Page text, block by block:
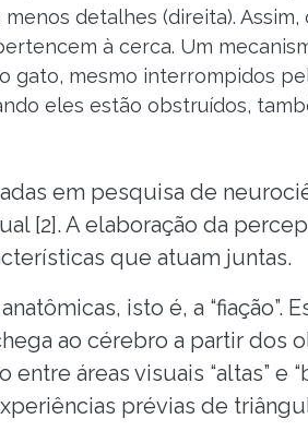
detalhes (direita).
à cerca. Um
gato, mesmo interrompidos
eles estão obstruídos,
em pesquisa de
[2]. A elaboração da
que atuam juntas.
isto é, a “fiação”.
ao cérebro a partir dos
áreas visuais “altas” e
prévias de